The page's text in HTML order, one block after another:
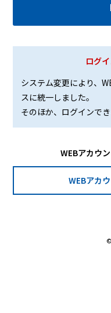
ログ
システム変更により、
スに統一しました。
そのほか、ログインで
WEBアカウ
WEBアカ